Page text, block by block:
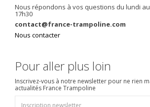
Nous répondons à vos questions du lundi
17h30
contact@france-trampoline.com
Nous contacter
Pour aller plus loin
Inscrivez-vous à notre newsletter pour ne rien
actualités France Trampoline